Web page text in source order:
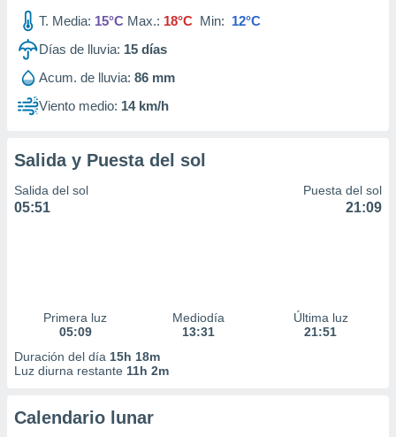
T. Media: 15°C Max.: 18°C Min: 12°C
Días de lluvia: 15 días
Acum. de lluvia: 86 mm
Viento medio: 14 km/h
Salida y Puesta del sol
Salida del sol
05:51
Puesta del sol
21:09
Primera luz
05:09
Mediodía
13:31
Última luz
21:51
Duración del día 15h 18m
Luz diurna restante 11h 2m
Calendario lunar